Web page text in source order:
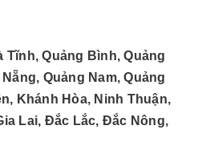
Tĩnh, Quảng Bình, Quảng
Quảng Nam, Quảng
Khánh Hòa, Ninh Thuận,
Lai, Đắc Lắc, Đắc Nông,